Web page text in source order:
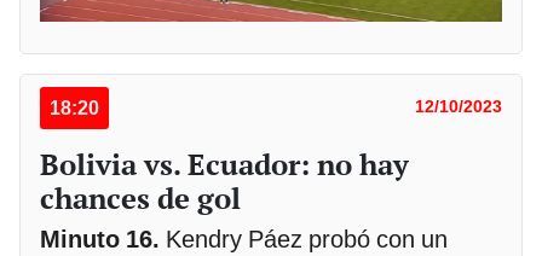
18:20 12/10/2023
Bolivia vs. Ecuador: no hay
chances de gol
Minuto 16. Kendry Páez probó con un